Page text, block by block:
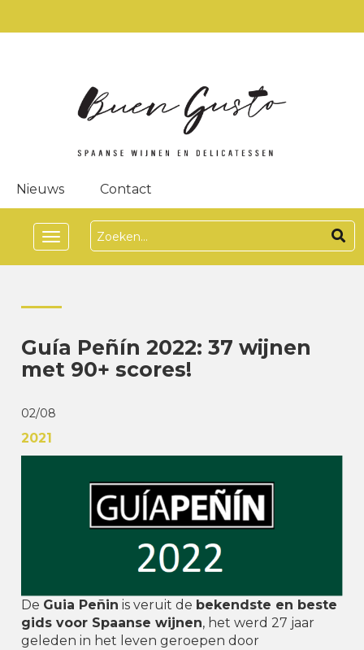
Nieuws Contact
Toggle
Guía Peñín 2022: 37 wijnen
met 90+ scores!
02/08
2021
De Guia Peñin is veruit de bekendste en beste
gids voor Spaanse wijnen, het werd 27 jaar
geleden in het leven geroepen door